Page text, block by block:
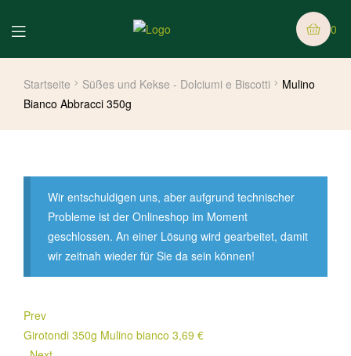
0
Startseite Süßes und Kekse - Dolciumi e Biscotti
Mulino
Bianco Abbracci 350g
Wir entschuldigen uns, aber aufgrund technischer
Probleme ist der Onlineshop im Moment
geschlossen. An einer Lösung wird gearbeitet, damit
wir zeitnah wieder für Sie da sein können!
Prev
Girotondi 350g Mulino bianco 3,69 €